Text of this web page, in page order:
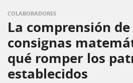
COLABORADORES
La comprensión
consignas
qué romper los
establecidos